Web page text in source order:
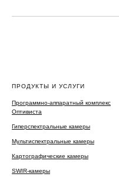
ПРОДУКТЫ И УСЛУГИ
Программно-аппаратный комплекс
Оптивиста
Гиперспектральные камеры
Мультиспектральные камеры
Картографические камеры
SWIR-камеры